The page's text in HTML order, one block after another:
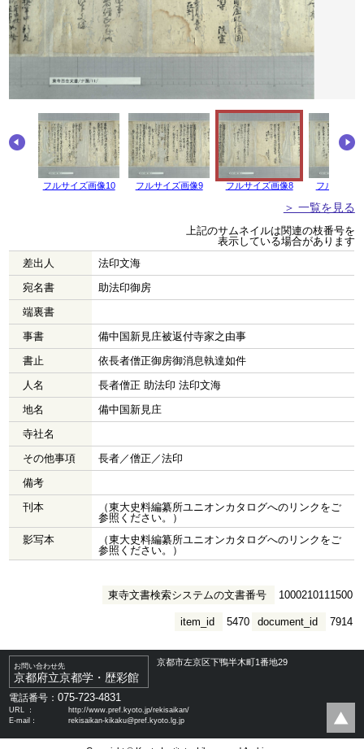
フルサイズ画像10 フルサイズ画像9 フルサイズ画像8 フルサイズ
＞ 一覧を見る
上記のサムネイルは関連の枝番号を
表示している場合があります
差出人
法印文海
宛名書
助法印御房
端裏書
事書
備中国新見庄被返付寺家之由事
書止
依長者僧正御房御消息執達如件
人名
長者僧正 助法印 法印文海
地名
備中国新見庄
寺社名
その他事項
長者／僧正／法印
備考
刊本
（東大史料編纂所ユニオンカタログへのリンクをご
参照ください。）
影写本
（東大史料編纂所ユニオンカタログへのリンクをご
参照ください。）
東寺文書検索システムの文書番号 1000210111500
document_id 7914
item_id 5470
お問い合わせ先
京都府立京都学・歴彩館
京都市左京区下鴨半木町1番地29
電話番号：075-723-4831
URL ：
http://www.pref.kyoto.jp/rekisaikan/
E-mail：
rekisaikan-kikaku@pref.kyoto.lg.jp